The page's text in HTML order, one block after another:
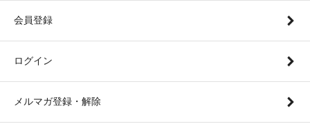
会員登録
ログイン
メルマガ登録・解除